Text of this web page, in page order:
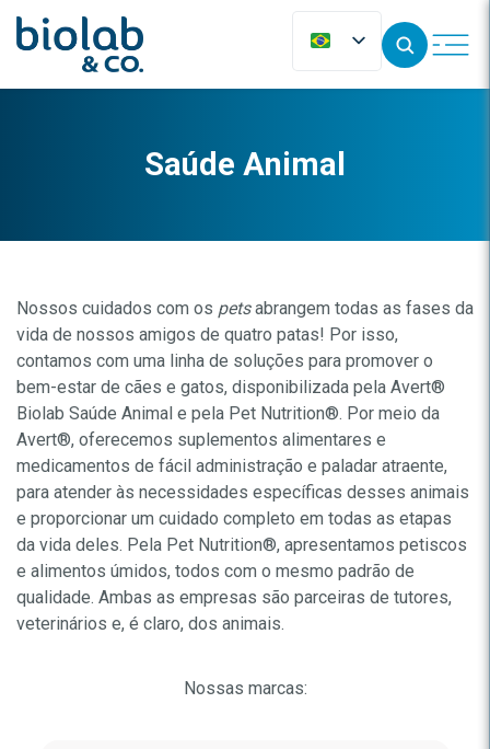
Saúde Animal
Nossos cuidados com os petsabrangem todas as fases da
vida de nossos amigos de quatro patas! Por isso,
contamos com uma linha de soluções para promover o
bem-estar de cães e gatos, disponibilizada pela Avert®
Biolab Saúde Animal e pela Pet Nutrition®. Por meio da
Avert®, oferecemos suplementos alimentares e
medicamentos de fácil administração e paladar atraente,
para atender às necessidades específicas desses animais
e proporcionar um cuidado completo em todas as etapas
da vida deles. Pela Pet Nutrition®, apresentamos petiscos
e alimentos úmidos, todos com o mesmo padrão de
qualidade. Ambas as empresas são parceiras de tutores,
veterinários e, é claro, dos animais.
Nossas marcas: